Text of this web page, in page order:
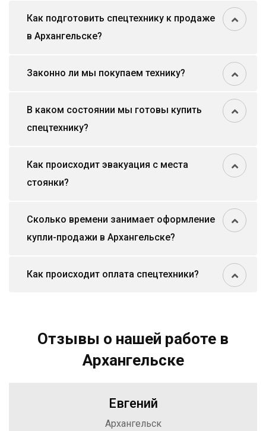
Как подготовить спецтехнику к продаже
в Архангельске?
Законно ли мы покупаем технику?
В каком состоянии мы готовы купить
спецтехнику?
Как происходит эвакуация с места
стоянки?
Сколько времени занимает оформление
купли-продажи в Архангельске?
Как происходит оплата спецтехники?
Отзывы о нашей работе в
Архангельске
Евгений
Архангельск